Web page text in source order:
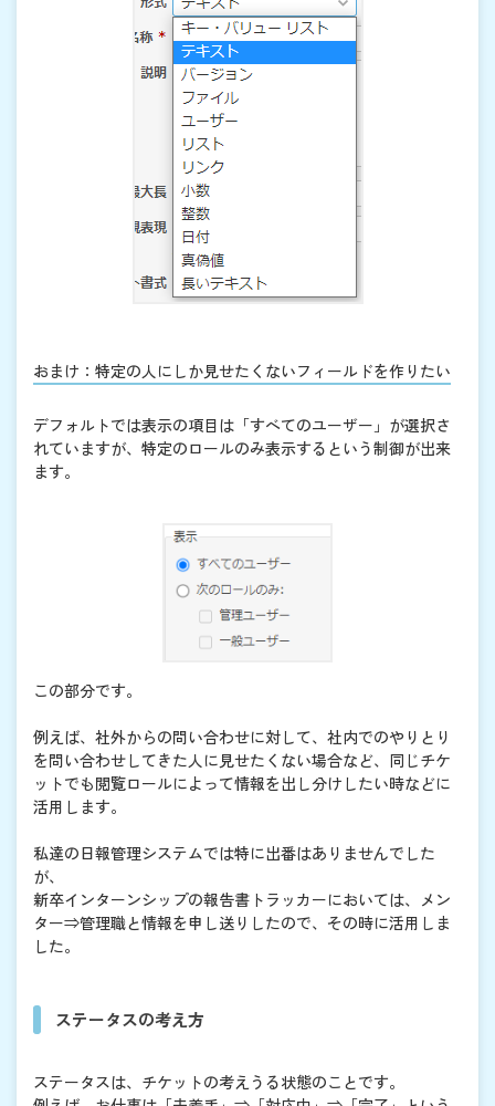
おまけ：特定の人にしか見せたくないフィールドを作りたい
デフォルトでは表示の項目は「すべてのユーザー」が選択さ
れていますが、特定のロールのみ表示するという制御が出来
ます。
この部分です。
例えば、社外からの問い合わせに対して、社内でのやりとり
を問い合わせしてきた人に見せたくない場合など、同じチケ
ットでも閲覧ロールによって情報を出し分けしたい時などに
活用します。
私達の日報管理システムでは特に出番はありませんでした
が、
新卒インターンシップの報告書トラッカーにおいては、メン
ター⇒管理職と情報を申し送りしたので、その時に活用しま
した。
ステータスの考え方
ステータスは、チケットの考えうる状態のことです。